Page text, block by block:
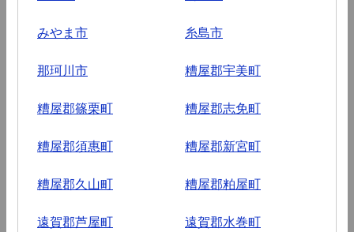
みやま市 糸島市
那珂川市 糟屋郡宇美町
糟屋郡篠栗町 糟屋郡志免町
糟屋郡須惠町 糟屋郡新宮町
糟屋郡久山町 糟屋郡粕屋町
遠賀郡芦屋町 遠賀郡水巻町